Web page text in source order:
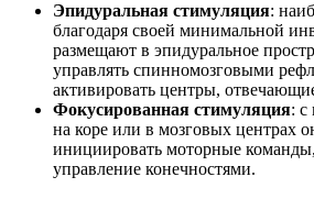
Эпидуральная стимуляция:
благодаря своей минимальной
размещают в эпидуральное
управлять спинномозговыми
активировать центры,
Фокусированная стимуляция: с
на коре или в мозговых центрах
инициировать моторные
управление конечностями.